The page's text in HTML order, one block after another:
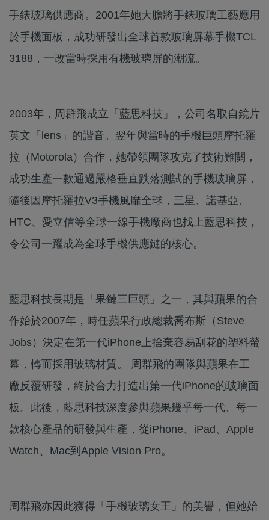
手錶玻璃供應商。2001年她大膽將手錶玻璃工藝應用
於手機面板，成功研發出全球首款玻璃屏幕手機TCL
3188，一改當時採用有機玻璃屏的潮流。
2003年，周群飛成立「藍思科技」，公司名取自鏡片
英文「lens」的諧音。翌年與當時的手機巨頭摩托羅
拉（Motorola）合作，她帶領團隊攻克了技術難關，
成功生產一款通過嚴格垂直跌落測試的手機玻璃屏，
隨後因摩托羅拉V3手機風靡全球，三星、諾基亞、
HTC、愛立信等全球一線手機廠商也找上藍思科技，
令公司一躍成為全球手機供應鏈的核心。
藍思科技長期是「果鏈三巨頭」之一，其與蘋果的合
作始於2007年，時任蘋果行政總裁喬布斯（Steve
Jobs）決定在第一代iPhone上捨棄容易刮花的塑料螢
幕，轉而採用玻璃材質。 周群飛的團隊與蘋果在工
廠反覆研發，終於合力打造出第一代iPhone的玻璃面
板。此後，藍思科技深度參與蘋果幾乎每一代、每一
款核心產品的研發與生產，從iPhone、iPad、Apple
Watch、Mac到Apple Vision Pro。
周群飛亦因此獲得「手機玻璃女王」的美譽，但她始